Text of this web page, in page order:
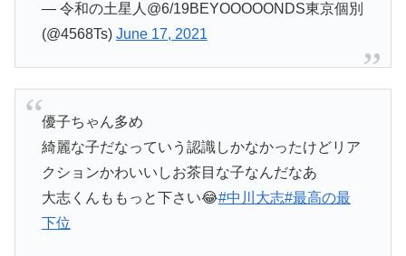
— 令和の土星人@6/19BEYOOOOONDS東京個別
(@4568Ts) June 17, 2021
優子ちゃん多め
綺麗な子だなっていう認識しかなかったけどリア
クションかわいいしお茶目な子なんだなあ
大志くんももっと下さい😂#中川大志#最高の最
下位